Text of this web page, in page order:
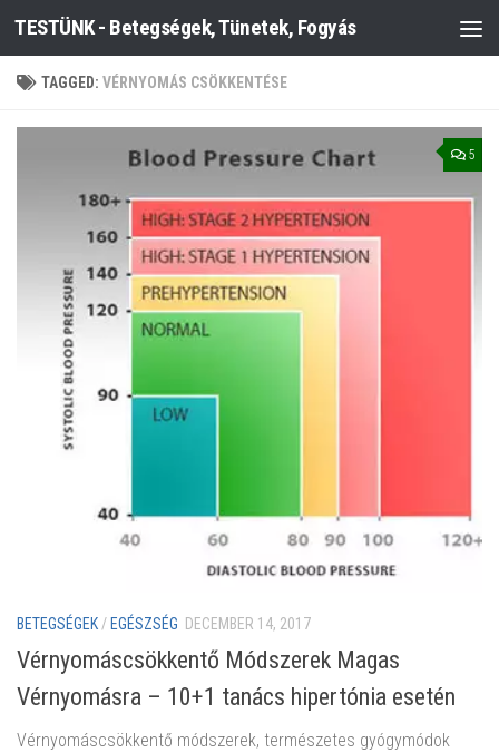
Skip to content
TESTÜNK - Betegségek, Tünetek, Fogyás
TAGGED: VÉRNYOMÁS CSÖKKENTÉSE
5
BETEGSÉGEK / EGÉSZSÉG DECEMBER 14, 2017
Vérnyomáscsökkentő Módszerek Magas
Vérnyomásra – 10+1 tanács hipertónia esetén
Vérnyomáscsökkentő módszerek, természetes gyógymódok